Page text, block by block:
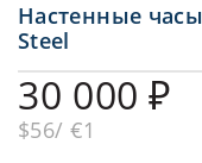
Первая часовая
Выкуп часов
Оценка часов
Комиссия часов
О компании
О компании
Новости
Доставка
Настенные
Steel
30 000 ₽
$56 €1